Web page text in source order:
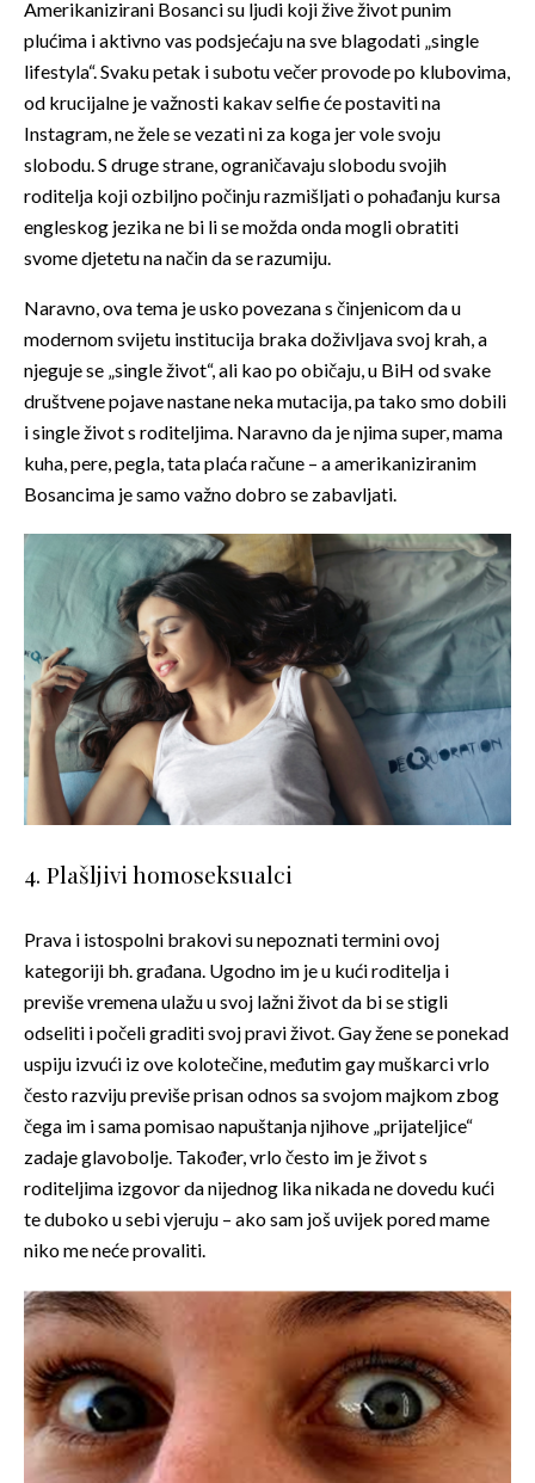
Amerikanizirani Bosanci su ljudi koji žive život punim
plućima i aktivno vas podsjećaju na sve blagodati „single
lifestyla“. Svaku petak i subotu večer provode po klubovima,
od krucijalne je važnosti kakav selfie će postaviti na
Instagram, ne žele se vezati ni za koga jer vole svoju
slobodu. S druge strane, ograničavaju slobodu svojih
roditelja koji ozbiljno počinju razmišljati o pohađanju kursa
engleskog jezika ne bi li se možda onda mogli obratiti
svome djetetu na način da se razumiju.
Naravno, ova tema je usko povezana s činjenicom da u
modernom svijetu institucija braka doživljava svoj krah, a
njeguje se „single život“, ali kao po običaju, u BiH od svake
društvene pojave nastane neka mutacija, pa tako smo dobili
i single život s roditeljima. Naravno da je njima super, mama
kuha, pere, pegla, tata plaća račune – a amerikaniziranim
Bosancima je samo važno dobro se zabavljati.
4. Plašljivi homoseksualci
Prava i istospolni brakovi su nepoznati termini ovoj
kategoriji bh. građana. Ugodno im je u kući roditelja i
previše vremena ulažu u svoj lažni život da bi se stigli
odseliti i počeli graditi svoj pravi život. Gay žene se ponekad
uspiju izvući iz ove kolotečine, međutim gay muškarci vrlo
često razviju previše prisan odnos sa svojom majkom zbog
čega im i sama pomisao napuštanja njihove „prijateljice“
zadaje glavobolje. Također, vrlo često im je život s
roditeljima izgovor da nijednog lika nikada ne dovedu kući
te duboko u sebi vjeruju – ako sam još uvijek pored mame
niko me neće provaliti.